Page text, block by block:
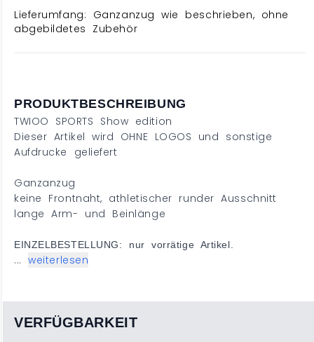
Lieferumfang: Ganzanzug wie beschrieben, ohne
abgebildetes Zubehör
PRODUKTBESCHREIBUNG
TWIOO SPORTS Show edition
Dieser Artikel wird OHNE LOGOS und sonstige
Aufdrucke geliefert
Ganzanzug
keine Frontnaht, athletischer runder Ausschnitt
lange Arm- und Beinlänge
EINZELBESTELLUNG: nur vorrätige Artikel.
...weiterlesen
VERFÜGBARKEIT